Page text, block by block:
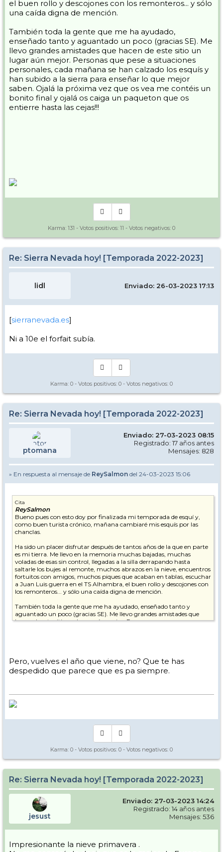
el buen rollo y descojones con los remonteros... y sólo
una caída digna de mención.
También toda la gente que me ha ayudado,
enseñado tanto y aguantado un poco (gracias SE). Me
llevo grandes amistades que hacen de este sitio un
lugar aún mejor. Personas que pese a situaciones
personales, cada mañana se han calzado los esquís y
han subido a la sierra para enseñar lo que mejor
saben. Ojalá la próxima vez que os vea me contéis un
bonito final y ojalá os caiga un paqueton que os
entierre hasta las cejas!!!
Karma: 131 - Votos positivos: 11 - Votos negativos: 0
Re: Sierra Nevada hoy! [Temporada 2022-2023]
lidl Enviado: 26-03-2023 17:13
[sierranevada.es]
Ni a 10e el forfait subía.
Karma: 0 - Votos positivos: 0 - Votos negativos: 0
Re: Sierra Nevada hoy! [Temporada 2022-2023]
ptomana
Enviado: 27-03-2023 08:15
Registrado: 17 años antes
Mensajes: 828
» En respuesta al mensaje de ReySalmon del 24-03-2023 15:06
Cita
ReySalmon
Bueno pues con esto doy por finalizada mi temporada de esquí y,
como buen turista crónico, mañana cambiaré mis esquís por las
chanclas.
Ha sido un placer disfrutar después de tantos años de la que en parte
es mi tierra. Me llevo en la memoria muchas bajadas, muchas
voladas de esas sin control, llegadas a la silla derrapando hasta
saltarle los bujes al remonte, muchos abrazos en la nieve, encuentros
fortuitos con amigos, muchos piques que acaban en tablas, escuchar
a Juan Luis guerra en el TS Alhambra, el buen rollo y descojones con
los remonteros... y sólo una caída digna de mención.
También toda la gente que me ha ayudado, enseñado tanto y
aguantado un poco (gracias SE). Me llevo grandes amistades que
hacen de este sitio un lugar aún mejor. Personas que pese a
Pero, vuelves el año que viene, no? Que te has
despedido que parece que es pa siempre.
Karma: 0 - Votos positivos: 0 - Votos negativos: 0
Re: Sierra Nevada hoy! [Temporada 2022-2023]
jesust
Enviado: 27-03-2023 14:24
Registrado: 14 años antes
Mensajes: 536
Impresionante la nieve primavera .